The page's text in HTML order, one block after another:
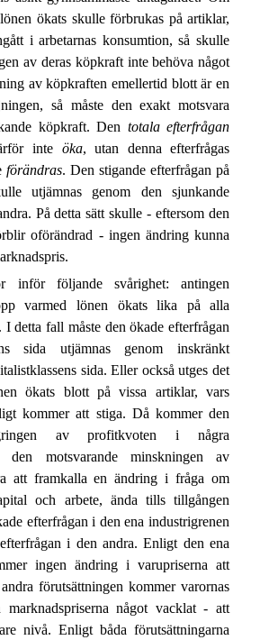
ökats skulle förbrukas på artiklar,
i arbetarnas konsumtion, så skulle
av deras köpkraft inte behöva något
av köpkraften emellertid blott är en
så måste den exakt motsvara
köpkraft. Den totala efterfrågan
inte öka, utan denna efterfrågas
förändras. Den stigande efterfrågan på
utjämnas genom den sjunkande
På detta sätt skulle - eftersom den
oförändrad - ingen ändring kunna
inför följande svårighet: antingen
varmed lönen ökats lika på alla
I detta fall måste den ökade efterfrågan
sida utjämnas genom inskränkt
sida. Eller också utges det
ökats blott på vissa artiklar, vars
kommer att stiga. Då kommer den
av profitkvoten i några
den motsvarande minskningen av
att framkalla en ändring i fråga om
och arbete, ända tills tillgången
efterfrågan i den ena industrigrenen
i den andra. Enligt den ena
ingen ändring i varupriserna att
förutsättningen kommer varornas
marknadspriserna något vacklat - att
nivå. Enligt båda förutsättningarna